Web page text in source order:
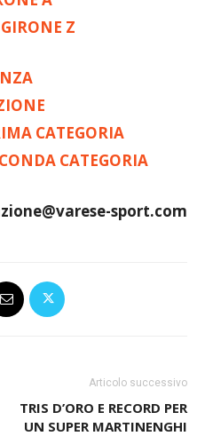
Z
CATEGORIA
CATEGORIA
sport.com
Articolo successivo
TRIS D’ORO E RECORD PER
UN SUPER MARTINENGHI